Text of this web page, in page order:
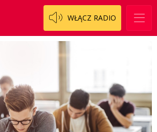
WŁĄCZ RADIO